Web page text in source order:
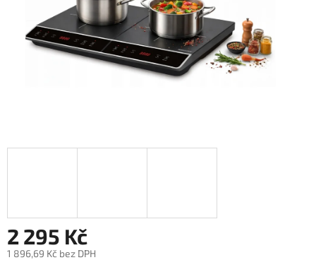
2 295 Kč
1 896,69 Kč bez DPH